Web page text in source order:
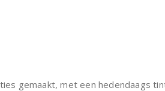
gemaakt, met een hedendaags